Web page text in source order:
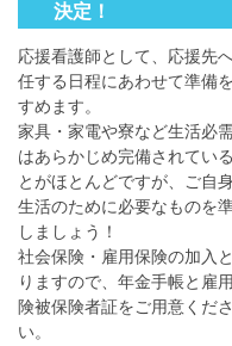
決定！
応援看護師として、応援先
任する日程にあわせて準備
すめます。
家具・家電や寮など生活必
はあらかじめ完備されてい
とがほとんどですが、ご自
生活のために必要なものを
しましょう！
社会保険・雇用保険の加入
りますので、年金手帳と雇
険被保険者証をご用意くださ
い。